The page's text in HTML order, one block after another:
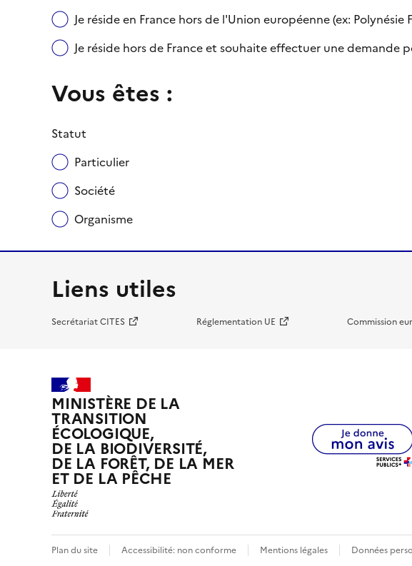
Je réside en France hors de l'Union européenne (ex:
Je réside hors de France et souhaite effectuer une
Vous êtes :
Statut
Particulier
Société
Organisme
Liens utiles
Secrétariat CITES Réglementation UE Commission
MINISTÈRE DE LA
TRANSITION
ÉCOLOGIQUE,
DE LA BIODIVERSITÉ,
DE LA FORÊT, DE LA MER
ET DE LA PÊCHE
Plan du site Accessibilité: non conforme Mentions légales Données